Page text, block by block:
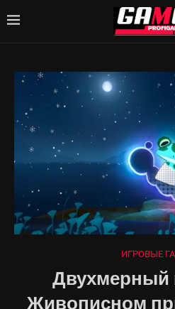
ИГРОВЫЕ
Двухмерный